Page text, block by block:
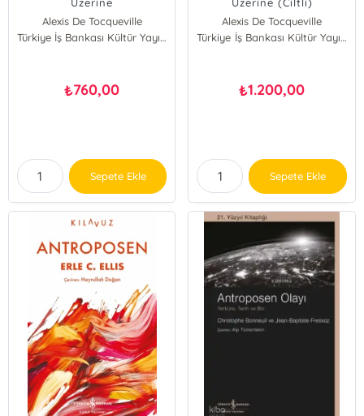
Alexis De Tocqueville
Türkiye İş Bankası Kültür Yayınları
₺760,00
Sepete Ekle
Alexis De Tocqueville
Türkiye İş Bankası Kültür Yayınları
₺1.200,00
Sepete Ekle